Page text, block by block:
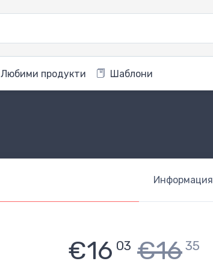
Любими продукти Шаблони
Информация
€16 03 €16 35